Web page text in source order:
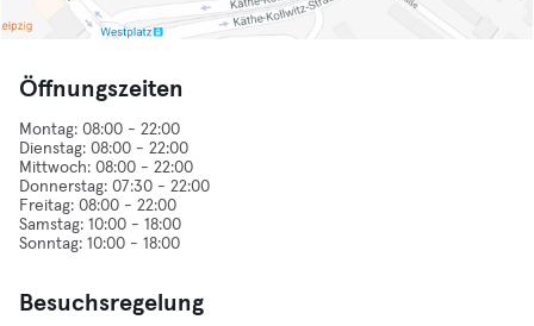
Öffnungszeiten
Montag: 08:00 - 22:00
Dienstag: 08:00 - 22:00
Mittwoch: 08:00 - 22:00
Donnerstag: 07:30 - 22:00
Freitag: 08:00 - 22:00
Samstag: 10:00 - 18:00
Besuchsregelung